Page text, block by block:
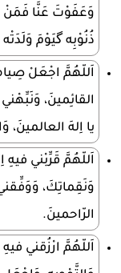
وَعَفَوْتَ عَنَّا فَمَنْ
ذُنُوْبِه گيَوْمَ
اَللّهُمَّ اجْعَلْ
القائِمينَ،
يا اِلهَ
اَللّهُمَّ قَرِّبْني
وَنَقِماتِكَ،
الرّاحمينَ.
اَللّهُمَّ ارْزُقني